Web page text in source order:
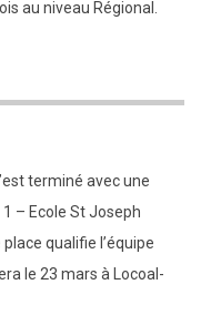
au niveau Régional.
terminé avec une
– Ecole St Joseph
qualifie l’équipe
le 23 mars à Locoal-